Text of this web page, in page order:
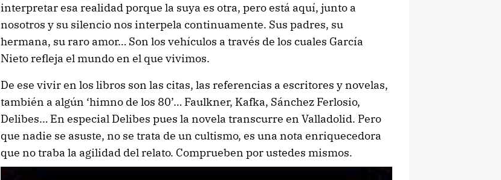
interpretar esa realidad porque la suya es otra, pero está aquí, junto a
nosotros y su silencio nos interpela continuamente. Sus padres, su
hermana, su raro amor… Son los vehículos a través de los cuales García
Nieto refleja el mundo en el que vivimos.
De ese vivir en los libros son las citas, las referencias a escritores y novelas,
también a algún ‘himno de los 80’… Faulkner, Kafka, Sánchez Ferlosio,
Delibes… En especial Delibes pues la novela transcurre en Valladolid. Pero
que nadie se asuste, no se trata de un cultismo, es una nota enriquecedora
que no traba la agilidad del relato. Comprueben por ustedes mismos.